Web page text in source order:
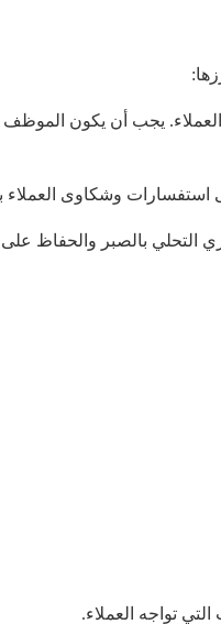
العملاء. يجب أن يكون
استفسارات وشكاوى العملاء
التحلي بالصبر والحفاظ
تواجه العملاء.